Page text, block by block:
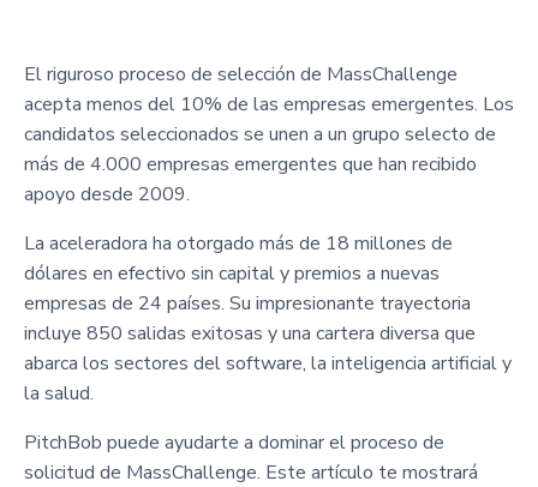
El riguroso proceso de selección de MassChallenge
acepta menos del 10% de las empresas emergentes. Los
candidatos seleccionados se unen a un grupo selecto de
más de 4.000 empresas emergentes que han recibido
apoyo desde 2009.
La aceleradora ha otorgado más de 18 millones de
dólares en efectivo sin capital y premios a nuevas
empresas de 24 países. Su impresionante trayectoria
incluye 850 salidas exitosas y una cartera diversa que
abarca los sectores del software, la inteligencia artificial y
la salud.
PitchBob puede ayudarte a dominar el proceso de
solicitud de MassChallenge. Este artículo te mostrará